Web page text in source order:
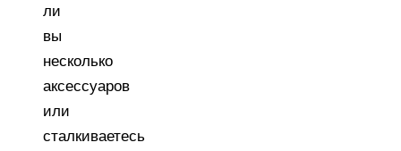
ли
вы
несколько
аксессуаров
или
сталкиваетесь